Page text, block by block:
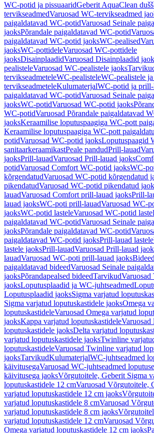
WC-potid ja pissuaaridGeberit AquaClean
tervikseadmedVaruosad WC-tervikseadmed
paigaldatavad WC-potidVaruosad Seinale
jaoksPõrandale paigaldatavad WC-potid
paigaldatavad WC-potid jaoksWC-pealised
jaoksWC-pottideleVaruosad WC-pottidele
jaoksDisainplaadidVaruosad Disainplaadid
pealisteleVaruosad WC-pealistele jaoks
tervikseadmeteleWC-pealisteleWC-pealistele
tervikseadmeteleKulumaterjalWC-potid ja prill-
paigaldatavad WC-potidVaruosad Seinale
jaoksWC-potidVaruosad WC-potid jaoks
WC-potidVaruosad Põrandale paigaldatavad
jaoksKeraamilise loputuspaagiga WC-pott
Keraamilise loputuspaagiga WC-pott
potidVaruosad WC-potid jaoksLoputuspaagid
sanitaarkeraamikastPeale pandudPrill-lauad
jaoksPrill-lauadVaruosad Prill-lauad jaoks
potidVaruosad Comfort WC-potid jaoksWC-
kõrgendatudVaruosad WC-potid kõrgendatud
pikendatudVaruosad WC-potid pikendatud
lauadVaruosad Comfort prill-lauad jaoksPrill-
lauad jaoksWC-poti prill-lauadVaruosad WC-
jaoksWC-potid lasteleVaruosad WC-potid
paigaldatavad WC-potidVaruosad Seinale
jaoksPõrandale paigaldatavad WC-potid
paigaldatavad WC-potid jaoksPrill-lauad lastele
lastele jaoksPrill-lauadVaruosad Prill-lauad
lauadVaruosad WC-poti prill-lauad jaoksBideed
paigaldatavad bideedVaruosad Seinale
jaoksPõrandapealsed bideedTarvikudVaruosad
jaoksLoputusplaadid ja WC-juhtseadmed
Loputusplaadid jaoksSigma varjatud
Sigma varjatud loputuskastidele jaoksOmega
loputuskastideleVaruosad Omega varjatud
jaoksKappa varjatud loputuskastideleVaruosad
loputuskastidele jaoksDelta varjatud
varjatud loputuskastidele jaoksTwinline
loputuskastideleVaruosad Twinline varjatud
jaoksTarvikudKulumaterjalWC-juhtseadmed
käivitusegaVaruosad WC-juhtseadmed
käivitusega jaoksVõrgutoitele, Geberit Sigma
loputuskastidele 12 cmVaruosad Võrgutoitele,
varjatud loputuskastidele 12 cm jaoks
varjatud loputuskastidele 8 cmVaruosad
varjatud loputuskastidele 8 cm jaoks
varjatud loputuskastidele 12 cmVaruosad
Omega varjatud loputuskastidele 12 cm jaoks